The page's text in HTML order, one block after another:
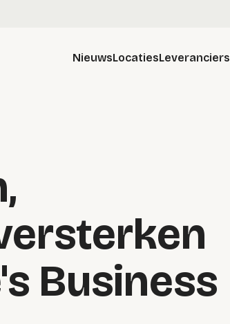
NieuwsLocatiesLeveranciers
Business